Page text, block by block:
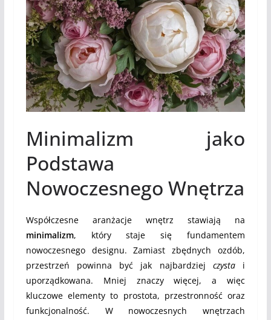
Minimalizm jako
Podstawa
Nowoczesnego Wnętrza
Współczesne aranżacje wnętrz stawiają na
minimalizm, który staje się fundamentem
nowoczesnego designu. Zamiast zbędnych ozdób,
przestrzeń powinna być jak najbardziejczysta i
uporządkowana. Mniej znaczy więcej, a więc
kluczowe elementy to prostota, przestronność oraz
funkcjonalność. W nowoczesnych wnętrzach